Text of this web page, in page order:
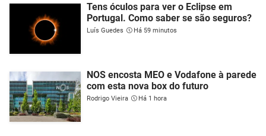
Tens óculos para ver o Eclipse em
Portugal. Como saber se são seguros?
Luís Guedes Há 59 minutos
NOS encosta MEO e Vodafone à parede
com esta nova box do futuro
Rodrigo Vieira Há 1 hora